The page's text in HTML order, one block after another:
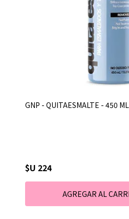
GNP - QUITAESMALTE - 450 ML
$U 224